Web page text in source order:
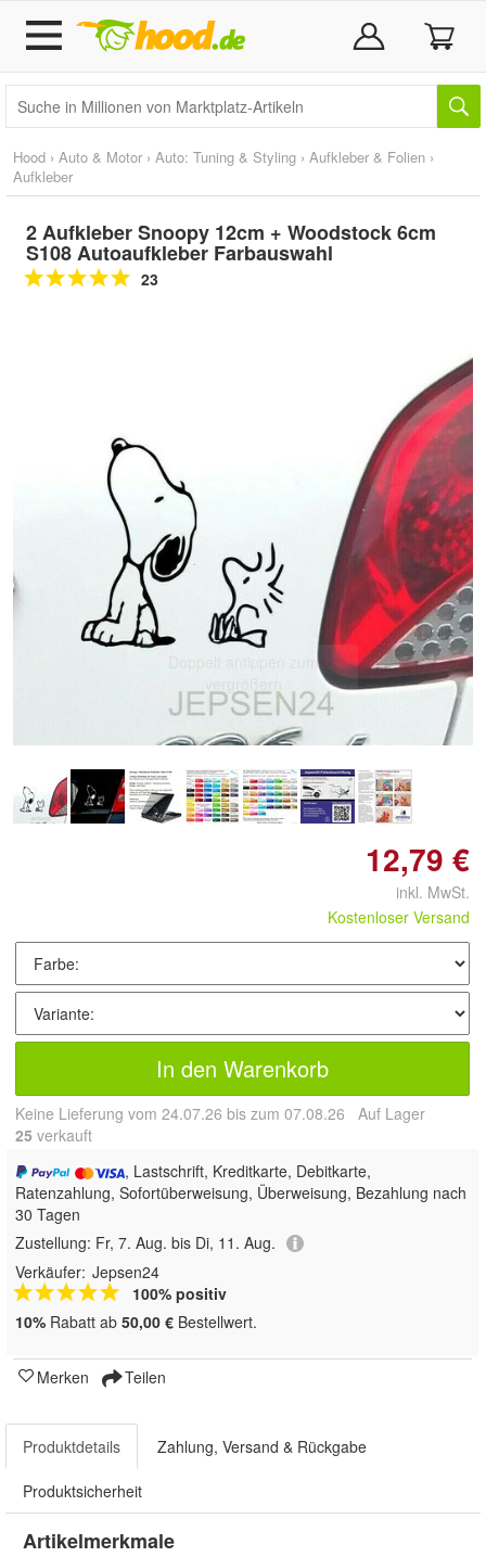
Hood › Auto & Motor › Auto: Tuning & Styling › Aufkleber & Folien ›
Aufkleber
2 Aufkleber Snoopy 12cm + Woodstock 6cm
S108 Autoaufkleber Farbauswahl
23
Doppelt antippen zum
12,79 €
inkl. MwSt.
Kostenloser Versand
In den Warenkorb
Keine Lieferung vom 24.07.26 bis zum 07.08.26 Auf Lager
25 verkauft
, Lastschrift, Kreditkarte, Debitkarte,
Ratenzahlung, Sofortüberweisung, Überweisung, Bezahlung nach
30 Tagen
Zustellung: Fr, 7. Aug. bis Di, 11. Aug.
Verkäufer: Jepsen24
100% positiv
10% Rabatt ab 50,00 € Bestellwert.
Merken Teilen
Produktdetails Zahlung, Versand & Rückgabe
Produktsicherheit
Artikelmerkmale